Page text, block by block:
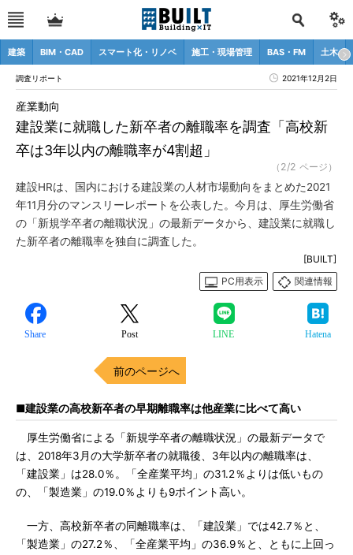
建築 BIM・CAD スマート化・リノベ 施工・現場管理 BAS・FM 土木
調査リポート 2021年12月2日
建設業に就職した新卒者の離職率を調査「高校新
卒は3年以内の離職率が4割超」
産業動向
（2/2 ページ）
建設HRは、国内における建設業の人材市場動向をまとめた2021
年11月分のマンスリーレポートを公表した。今月は、厚生労働省
の「新規学卒者の離職状況」の最新データから、建設業に就職し
た新卒者の離職率を独自に調査した。
[BUILT]
PC用表示
関連情報
Share Post LINE Hatena
前のページへ
■建設業の高校新卒者の早期離職率は他産業に比べて高い
厚生労働省による「新規学卒者の離職状況」の最新データで
は、2018年3月の大学新卒者の就職後、3年以内の離職率は、
「建設業」は28.0％。「全産業平均」の31.2％よりは低いもの
の、「製造業」の19.0％よりも9ポイント高い。
一方、高校新卒者の同離職率は、「建設業」では42.7％と、
「製造業」の27.2％、「全産業平均」の36.9％と、ともに上回っ